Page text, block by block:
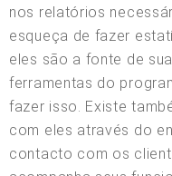
nos relatórios
esqueça de fazer
eles são a fonte de
ferramentas do
fazer isso. Existe
com eles através do
contacto com os